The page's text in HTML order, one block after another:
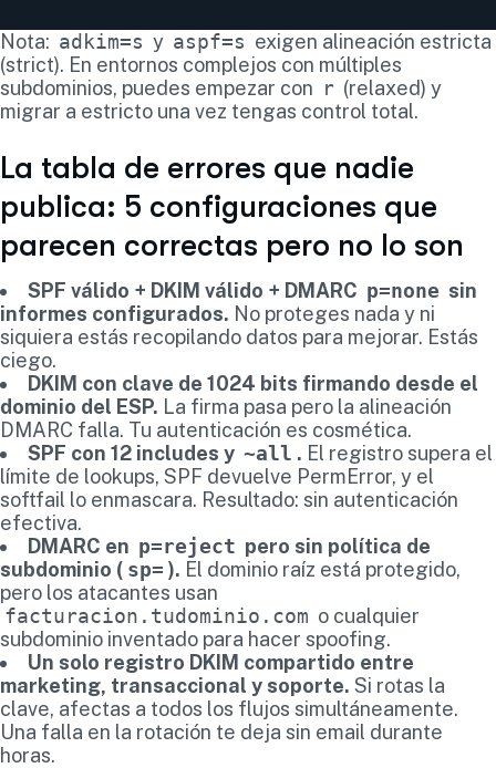
Nota: adkim=s y aspf=s exigen alineación estricta
(strict). En entornos complejos con múltiples
subdominios, puedes empezar con r (relaxed) y
migrar a estricto una vez tengas control total.
La tabla de errores que nadie
publica: 5 configuraciones que
parecen correctas pero no lo son
SPF válido + DKIM válido + DMARC p=none sin
informes configurados. No proteges nada y ni
siquiera estás recopilando datos para mejorar. Estás
ciego.
DKIM con clave de 1024 bits firmando desde el
dominio del ESP. La firma pasa pero la alineación
DMARC falla. Tu autenticación es cosmética.
SPF con 12 includes y ~all . El registro supera el
límite de lookups, SPF devuelve PermError, y el
softfail lo enmascara. Resultado: sin autenticación
efectiva.
DMARC en p=reject pero sin política de
subdominio ( sp= ). El dominio raíz está protegido,
pero los atacantes usan
facturacion.tudominio.com o cualquier
subdominio inventado para hacer spoofing.
Un solo registro DKIM compartido entre
marketing, transaccional y soporte. Si rotas la
clave, afectas a todos los flujos simultáneamente.
Una falla en la rotación te deja sin email durante
horas.